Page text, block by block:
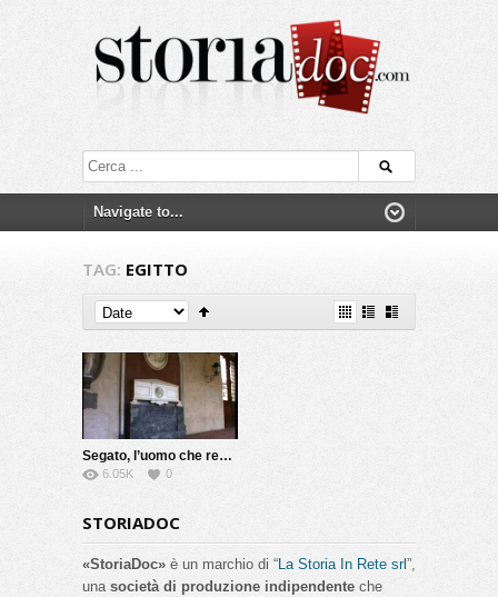
TAG: EGITTO
Segato, l’uomo che rese immortale la morte
6.05K 0
STORIADOC
«StoriaDoc» è un marchio di “La Storia In Rete srl”,
una società di produzione indipendente che